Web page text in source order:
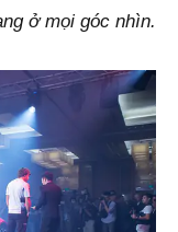
ở mọi góc nhìn.